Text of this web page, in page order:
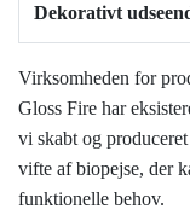
Dekorativt
Virksomheden for
Gloss Fire har
vi skabt og
vifte af biopejse, der
funktionelle behov.